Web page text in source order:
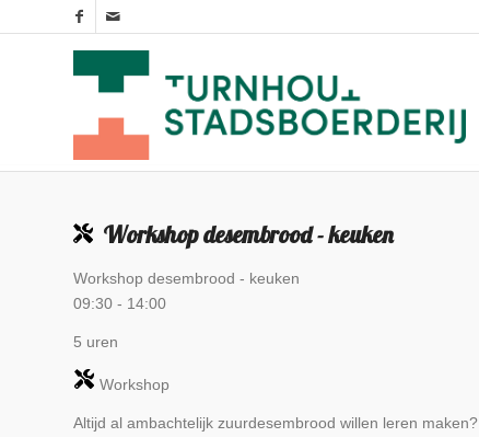
Workshop desembrood - keuken
Workshop desembrood - keuken
09:30 - 14:00
5 uren
Workshop
Altijd al ambachtelijk zuurdesembrood willen leren maken?